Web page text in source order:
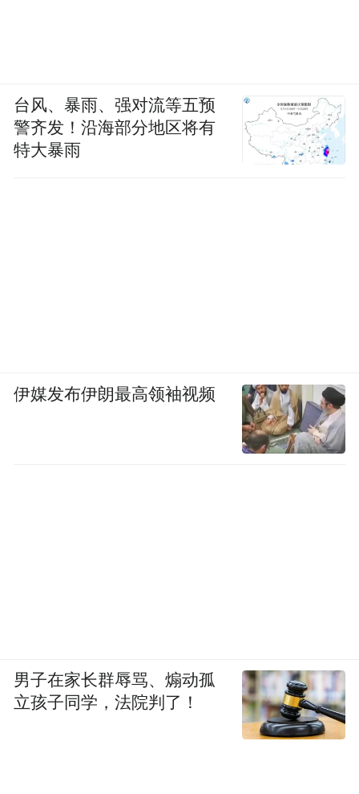
台风、暴雨、强对流等五预
警齐发！沿海部分地区将有
特大暴雨
伊媒发布伊朗最高领袖视频
男子在家长群辱骂、煽动孤
立孩子同学，法院判了！